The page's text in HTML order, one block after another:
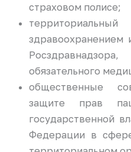
страховом полисе;
здравоохранением
обязательного
общественные
защите прав
государственной
Федерации в